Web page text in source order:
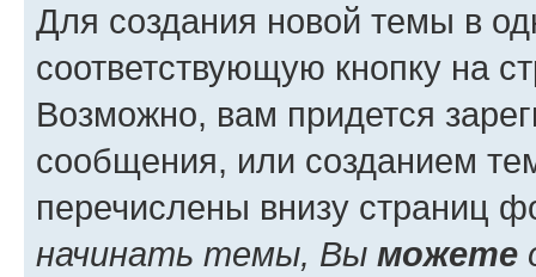
Для создания новой темы в
соответствующую кнопку на
Возможно, вам придется
сообщения, или созданием
перечислены внизу страниц
начинать темы, Вы можете